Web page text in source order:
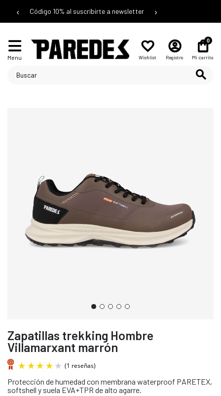
‹ Código 10% al suscribirte a newsletter ›
Menu Wishlist Registro
0
Mi carrito
Zapatillas trekking Hombre
Villamarxant marrón
Protección de humedad con membrana waterproof PARETEX,
softshell y suela EVA+TPR de alto agarre.